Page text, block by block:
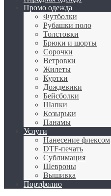
Промо одежда
Футболки
Рубашки поло
Толстовки
Брюки и шорты
Сорочки
Ветровки
Жилеты
Куртки
Дождевики
Бейсболки
Шапки
Козырьки
Панамы
Услуги
Нанесение флексом
DTF-печать
Сублимация
Шевроны
Вышивка
Портфолио